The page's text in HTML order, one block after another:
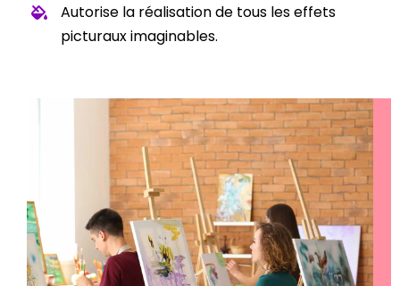
Autorise la réalisation de tous les effets
picturaux imaginables.